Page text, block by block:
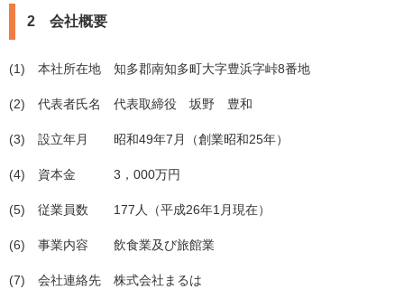
2 会社概要
(1) 本社所在地 知多郡南知多町大字豊浜字峠8番地
(2) 代表者氏名 代表取締役 坂野 豊和
(3) 設立年月 昭和49年7月（創業昭和25年）
(4) 資本金 3，000万円
(5) 従業員数 177人（平成26年1月現在）
(6) 事業内容 飲食業及び旅館業
(7) 会社連絡先 株式会社まるは